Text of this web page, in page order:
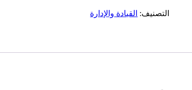
التصنيف: القيادة والإدارة